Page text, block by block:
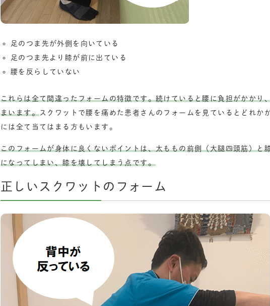
足のつま先が外側を向いている
足のつま先より膝が前に出ている
腰を反らしていない
これらは全て間違ったフォームの特徴です。続けていると腰に負担がかかり
まいます。 スクワットで腰を痛めた患者さんのフォームを見ているとどれか
には全て当てはまる方もいます。
このフォームが身体に良くないポイントは、太ももの前側（大腿四頭筋）と
になってしまい、膝を壊してしまう点です。
正しいスクワットのフォーム